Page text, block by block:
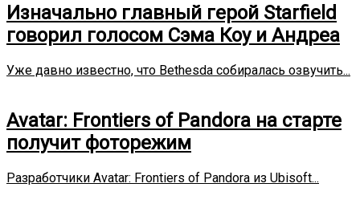
Изначально главный герой Starfield
говорил голосом Сэма Коу и Андреа
Уже давно известно, что Bethesda собиралась озвучить...
Avatar: Frontiers of Pandora на старте
получит фоторежим
Разработчики Avatar: Frontiers of Pandora из Ubisoft...